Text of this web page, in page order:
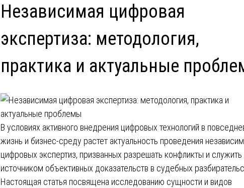
Независимая цифровая
экспертиза: методология,
практика и актуальные
В условиях активного внедрения цифровых технологий в
жизнь и бизнес-среду растет актуальность проведения
цифровых экспертиз, призванных разрешать конфликты и служить
источником объективных доказательств в судебных
Настоящая статья посвящена исследованию сущности и видов